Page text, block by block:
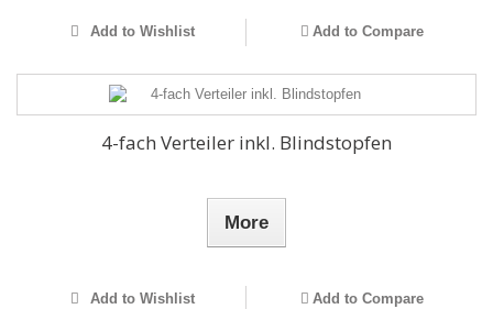
Add to Wishlist Add to Compare
4-fach Verteiler inkl. Blindstopfen
More
Add to Wishlist Add to Compare